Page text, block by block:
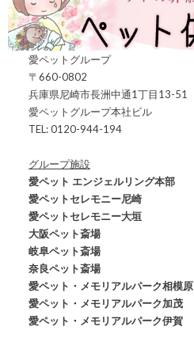
愛ペットグループ
〒660-0802
兵庫県尼崎市長洲中通1丁目13-51
愛ペットグループ本社ビル
TEL: 0120-944-194
グループ施設
愛ペット エンジェルリング本部
愛ペットセレモニー尼崎
愛ペットセレモニー大垣
大阪ペット斎場
岐阜ペット斎場
奈良ペット斎場
愛ペット・メモリアルパーク相模原
愛ペット・メモリアルパーク加茂
愛ペット・メモリアルパーク伊賀